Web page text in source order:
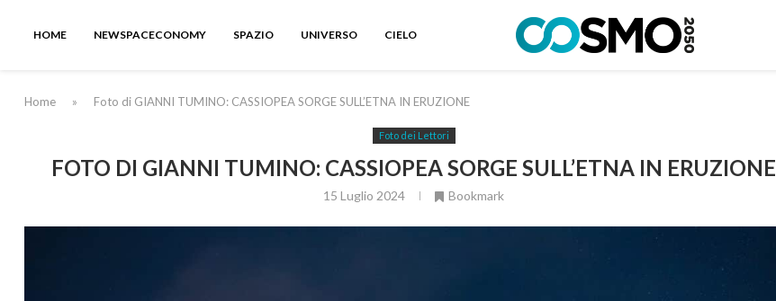
HOME NEWSPACECONOMY SPAZIO UNIVERSO CIELO
Home » Foto di GIANNI TUMINO: CASSIOPEA SORGE SULL’ETNA IN ERUZIONE
Foto dei Lettori
FOTO DI GIANNI TUMINO: CASSIOPEA SORGE SULL’ETNA IN ERUZIONE
15 Luglio 2024 Bookmark